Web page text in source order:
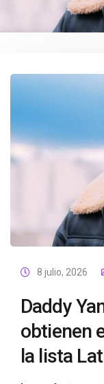
8 julio, 2026
Daddy
obtienen
la lista